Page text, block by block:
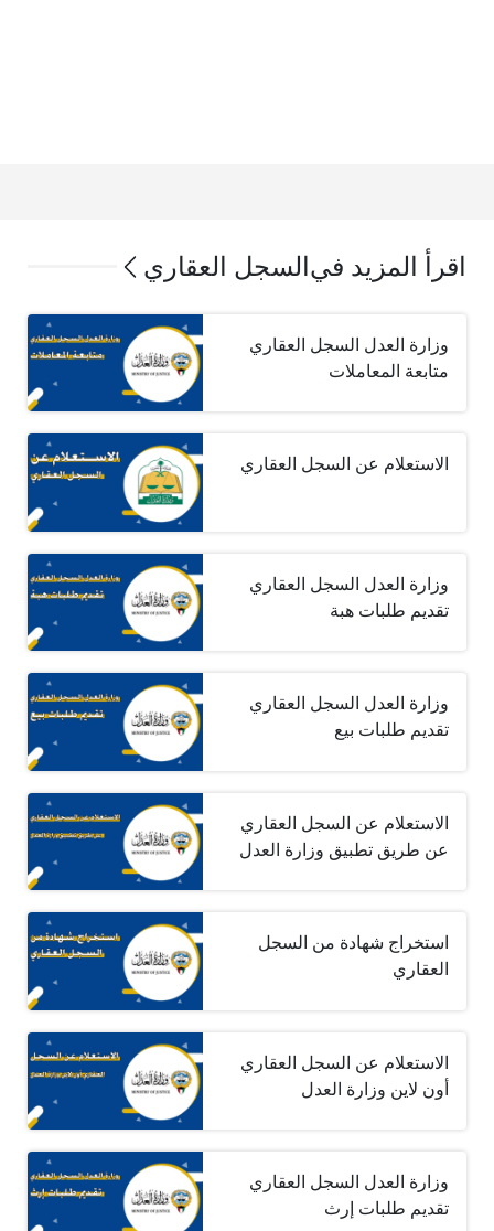
اقرأ المزيد في السجل العقاري
وزارة العدل السجل العقاري
متابعة المعاملات
الاستعلام عن السجل العقاري
وزارة العدل السجل العقاري
تقديم طلبات هبة
وزارة العدل السجل العقاري
تقديم طلبات بيع
الاستعلام عن السجل العقاري
عن طريق تطبيق وزارة العدل
استخراج شهادة من السجل
العقاري
الاستعلام عن السجل العقاري
أون لاين وزارة العدل
وزارة العدل السجل العقاري
تقديم طلبات إرث